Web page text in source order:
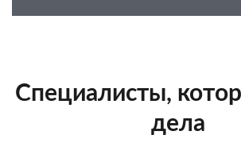
Специалисты,
дела